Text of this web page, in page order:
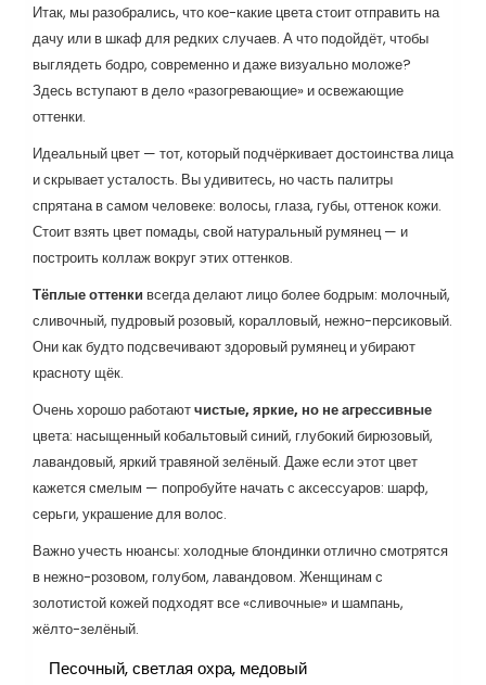
Итак, мы разобрались, что кое-какие цвета стоит отправить на
дачу или в шкаф для редких случаев. А что подойдёт, чтобы
выглядеть бодро, современно и даже визуально моложе?
Здесь вступают в дело «разогревающие» и освежающие
оттенки.
Идеальный цвет — тот, который подчёркивает достоинства лица
и скрывает усталость. Вы удивитесь, но часть палитры
спрятана в самом человеке: волосы, глаза, губы, оттенок кожи.
Стоит взять цвет помады, свой натуральный румянец — и
построить коллаж вокруг этих оттенков.
Тёплые оттенки всегда делают лицо более бодрым: молочный,
сливочный, пудровый розовый, коралловый, нежно-персиковый.
Они как будто подсвечивают здоровый румянец и убирают
красноту щёк.
Очень хорошо работаютчистые, яркие, но не агрессивные
цвета: насыщенный кобальтовый синий, глубокий бирюзовый,
лавандовый, яркий травяной зелёный. Даже если этот цвет
кажется смелым — попробуйте начать с аксессуаров: шарф,
серьги, украшение для волос.
Важно учесть нюансы: холодные блондинки отлично смотрятся
в нежно-розовом, голубом, лавандовом. Женщинам с
золотистой кожей подходят все «сливочные» и шампань,
жёлто-зелёный.
Песочный, светлая охра, медовый